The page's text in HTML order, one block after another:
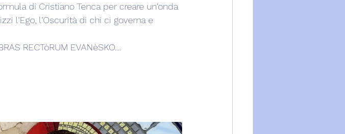
di Cristiano Tenca per creare un'onda
l'Ego, l'Oscurità di chi ci governa e
RECTòRUM EVANèSKO....